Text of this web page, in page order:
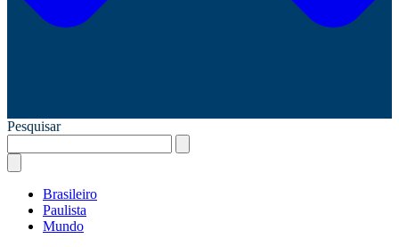
Pesquisar
Brasileiro
Paulista
Mundo